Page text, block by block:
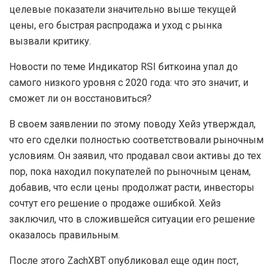
целевые показатели значительно выше текущей
цены, его быстрая распродажа и уход с рынка
вызвали критику.
Новости по теме Индикатор RSI биткоина упал до
самого низкого уровня с 2020 года: что это значит, и
сможет ли он восстановиться?
В своем заявлении по этому поводу Хейз утверждал,
что его сделки полностью соответствовали рыночным
условиям. Он заявил, что продавал свои активы до тех
пор, пока находил покупателей по рыночным ценам,
добавив, что если цены продолжат расти, инвесторы
сочтут его решение о продаже ошибкой. Хейз
заключил, что в сложившейся ситуации его решение
оказалось правильным.
После этого ZachXBT опубликовал еще один пост,